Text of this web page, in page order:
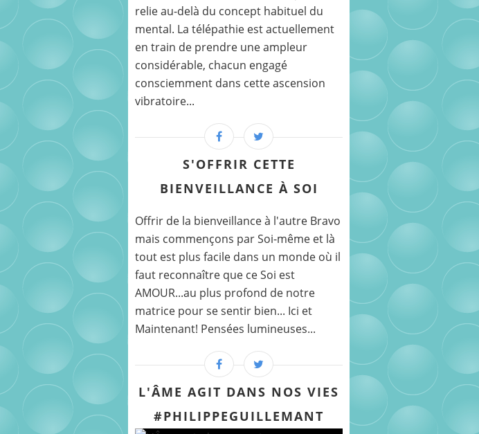
relie au-delà du concept habituel du
mental. La télépathie est actuellement
en train de prendre une ampleur
considérable, chacun engagé
consciemment dans cette ascension
vibratoire...
S'OFFRIR CETTE
BIENVEILLANCE À SOI
Offrir de la bienveillance à l'autre Bravo
mais commençons par Soi-même et là
tout est plus facile dans un monde où il
faut reconnaître que ce Soi est
AMOUR...au plus profond de notre
matrice pour se sentir bien... Ici et
Maintenant! Pensées lumineuses...
L'ÂME AGIT DANS NOS VIES
#PHILIPPEGUILLEMANT